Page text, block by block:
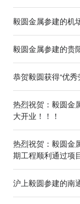
毅圆金属参建的机
毅圆金属参建的贵
恭贺毅圆获得“优
热烈祝贺：毅圆金
大开业！！！
热烈祝贺：毅圆金
期工程顺利通过项
沪上毅圆参建的南